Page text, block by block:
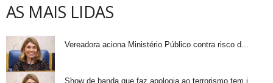
AS MAIS LIDAS
Vereadora aciona Ministério Público contra risco d...
Show de banda que faz apologia ao terrorismo tem i...